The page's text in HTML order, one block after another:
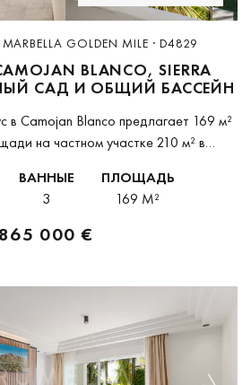
GOLDEN MILE · D4829
BLANCO, SIERRA
САД И ОБЩИЙ БАССЕЙН
в Camojan Blanco предлагает 169 м²
на частном участке 210 м² в
гостиный и обеденный зал...
ВАННЫЕ
3
ПЛОЩАДЬ
169 M²
865 000 €